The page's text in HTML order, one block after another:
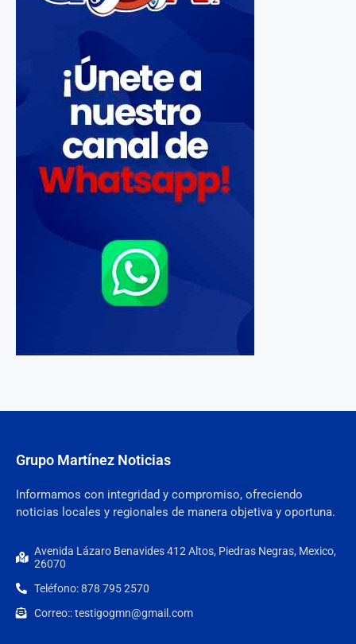
Grupo Martínez Noticias
Informamos con integridad y compromiso, ofreciendo
noticias locales y regionales de manera objetiva y oportuna.
Avenida Lázaro Benavides 412 Altos, Piedras Negras, Mexico,
26070
Teléfono: 878 795 2570
Correo:: testigogmn@gmail.com